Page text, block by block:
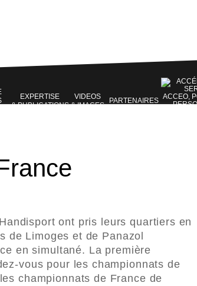
EXPERTISE
& PUBLICATIONS
VIDEOS
& IMAGES
PARTENAIRES
ont pris leurs quartiers en
de Limoges et de Panazol
en simultané. La première
vous pour les championnats de
championnats de France de